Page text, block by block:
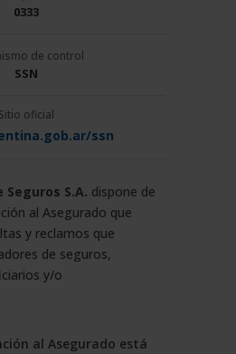
0333
de control
SSN
Sitio oficial
ssn
Seguros S.A. dispone de
al Asegurado que
y reclamos que
de seguros,
y/o
al Asegurado está